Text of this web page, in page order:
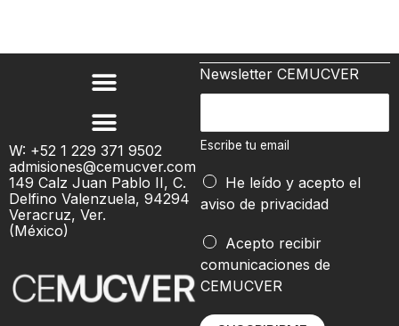
W: +52 1 229 371 9502
admisiones@cemucver.com
149 Calz Juan Pablo II, C.
Delfino Valenzuela, 94294
Veracruz, Ver.
(México)
Newsletter CEMUCVER
c
i
b
e
u
e
m
Escribe tu email
He leído y acepto el
aviso de privacidad
t
t
*
Acepto recibir
comunicaciones de
CEMUCVER